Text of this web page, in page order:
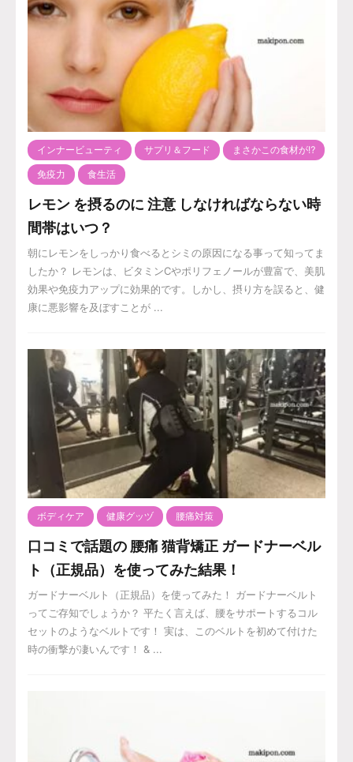
インナービューティ サプリ＆フード まさかこの食材が⁉️
免疫力 食生活
レモン を摂るのに 注意 しなければならない時
間帯はいつ？
朝にレモンをしっかり食べるとシミの原因になる事って知ってま
したか？ レモンは、ビタミンCやポリフェノールが豊富で、美肌
効果や免疫力アップに効果的です。しかし、摂り方を誤ると、健
康に悪影響を及ぼすことが ...
ボディケア 健康グッヅ 腰痛対策
口コミで話題の 腰痛 猫背矯正 ガードナーベル
ト（正規品）を使ってみた結果！
ガードナーベルト（正規品）を使ってみた！ ガードナーベルト
ってご存知でしょうか？ 平たく言えば、腰をサポートするコル
セットのようなベルトです！ 実は、このベルトを初めて付けた
時の衝撃が凄いんです！ & ...